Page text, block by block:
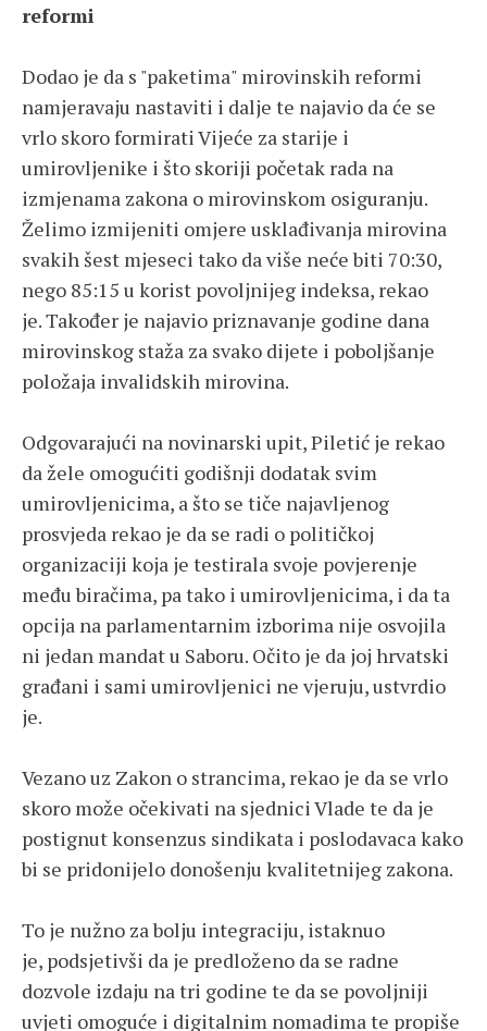
reformi
Dodao je da s "paketima" mirovinskih reformi
namjeravaju nastaviti i dalje te najavio da će se
vrlo skoro formirati Vijeće za starije i
umirovljenike i što skoriji početak rada na
izmjenama zakona o mirovinskom osiguranju.
Želimo izmijeniti omjere usklađivanja mirovina
svakih šest mjeseci tako da više neće biti 70:30,
nego 85:15 u korist povoljnijeg indeksa, rekao
je. Također je najavio priznavanje godine dana
mirovinskog staža za svako dijete i poboljšanje
položaja invalidskih mirovina.
Odgovarajući na novinarski upit, Piletić je rekao
da žele omogućiti godišnji dodatak svim
umirovljenicima, a što se tiče najavljenog
prosvjeda rekao je da se radi o političkoj
organizaciji koja je testirala svoje povjerenje
među biračima, pa tako i umirovljenicima, i da ta
opcija na parlamentarnim izborima nije osvojila
ni jedan mandat u Saboru. Očito je da joj hrvatski
građani i sami umirovljenici ne vjeruju, ustvrdio
je.
Vezano uz Zakon o strancima, rekao je da se vrlo
skoro može očekivati na sjednici Vlade te da je
postignut konsenzus sindikata i poslodavaca kako
bi se pridonijelo donošenju kvalitetnijeg zakona.
To je nužno za bolju integraciju, istaknuo
je, podsjetivši da je predloženo da se radne
dozvole izdaju na tri godine te da se povoljniji
uvjeti omoguće i digitalnim nomadima te propiše